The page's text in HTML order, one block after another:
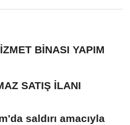
BİNASI YAPIM
SATIŞ İLANI
saldırı amacıyla